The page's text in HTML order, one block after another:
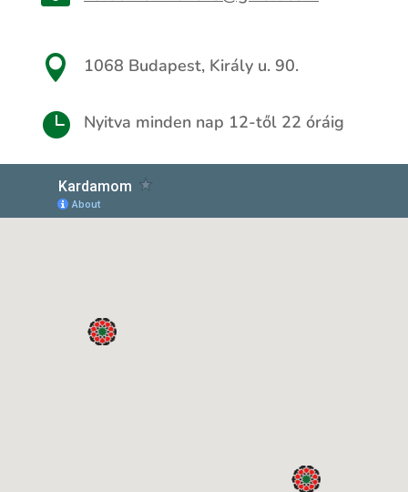
 1068 Budapest, Király u. 90.
 Nyitva minden nap 12-től 22 óráig